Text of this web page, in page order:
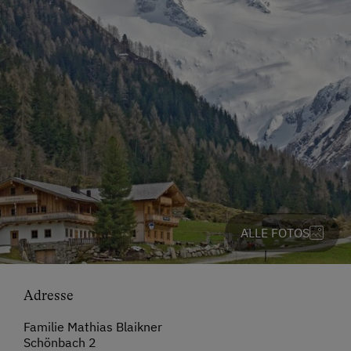
ALLE FOTOS
Adresse
Familie Mathias Blaikner
Schönbach 2